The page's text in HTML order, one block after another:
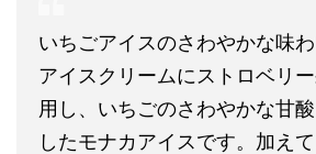
いちごアイスのさわやかな味
アイスクリームにストロベリ
用し、いちごのさわやかな甘
したモナカアイスです。加え